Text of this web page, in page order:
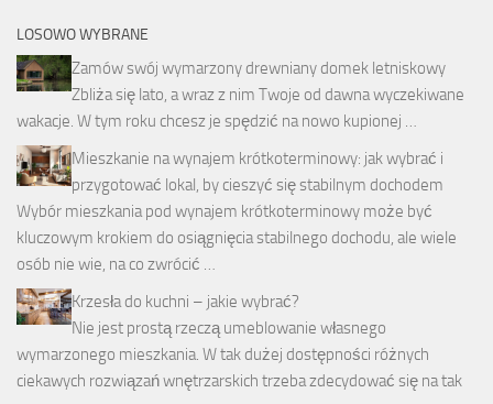
LOSOWO WYBRANE
Zamów swój wymarzony drewniany domek letniskowy
Zbliża się lato, a wraz z nim Twoje od dawna wyczekiwane
wakacje. W tym roku chcesz je spędzić na nowo kupionej …
Mieszkanie na wynajem krótkoterminowy: jak wybrać i
przygotować lokal, by cieszyć się stabilnym dochodem
Wybór mieszkania pod wynajem krótkoterminowy może być
kluczowym krokiem do osiągnięcia stabilnego dochodu, ale wiele
osób nie wie, na co zwrócić …
Krzesła do kuchni – jakie wybrać?
Nie jest prostą rzeczą umeblowanie własnego
wymarzonego mieszkania. W tak dużej dostępności różnych
ciekawych rozwiązań wnętrzarskich trzeba zdecydować się na tak